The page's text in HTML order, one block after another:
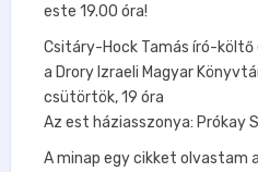
este 19.00 óra!
Csitáry-Hock Tamás író-
a Drory Izraeli Magyar
csütörtök, 19 óra
Az est háziasszonya: Prókay
A minap egy cikket olvastam